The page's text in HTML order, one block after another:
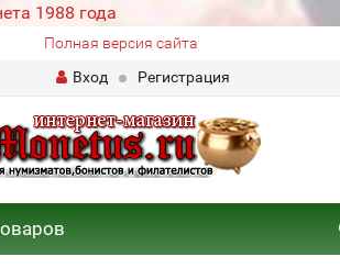
1988 года
Полная версия сайта
Вход
Регистрация